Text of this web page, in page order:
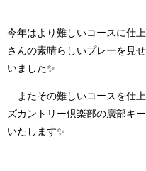
今年はより難しいコースに仕
さんの素晴らしいプレーを見
いました✨
またその難しいコースを仕
ズカントリー倶楽部の廣部キ
いたします✨